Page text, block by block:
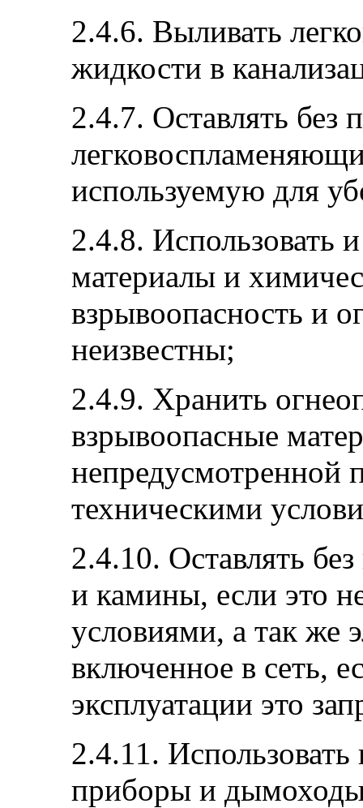
2.4.6. Выливать
жидкости в
2.4.7. Оставлять без
используемую для
2.4.8. Использовать
материалы и
взрывоопасность и
неизвестны;
2.4.9. Хранить
взрывоопасные
непредусмотренной
техническими
2.4.10. Оставлять
и камины, если это
условиями, а так же
включенное в сеть,
эксплуатации это
2.4.11.
приборы и